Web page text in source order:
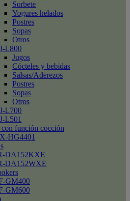
Sorbete
Yogures helados
Postres
Sopas
Otros
L800
Jugos
Cócteles y bebidas
Salsas/Aderezos
Postres
Sopas
Otros
L700
L501
función cocción
HG4401
DA152KXE
DA152WXE
GM400
GM600